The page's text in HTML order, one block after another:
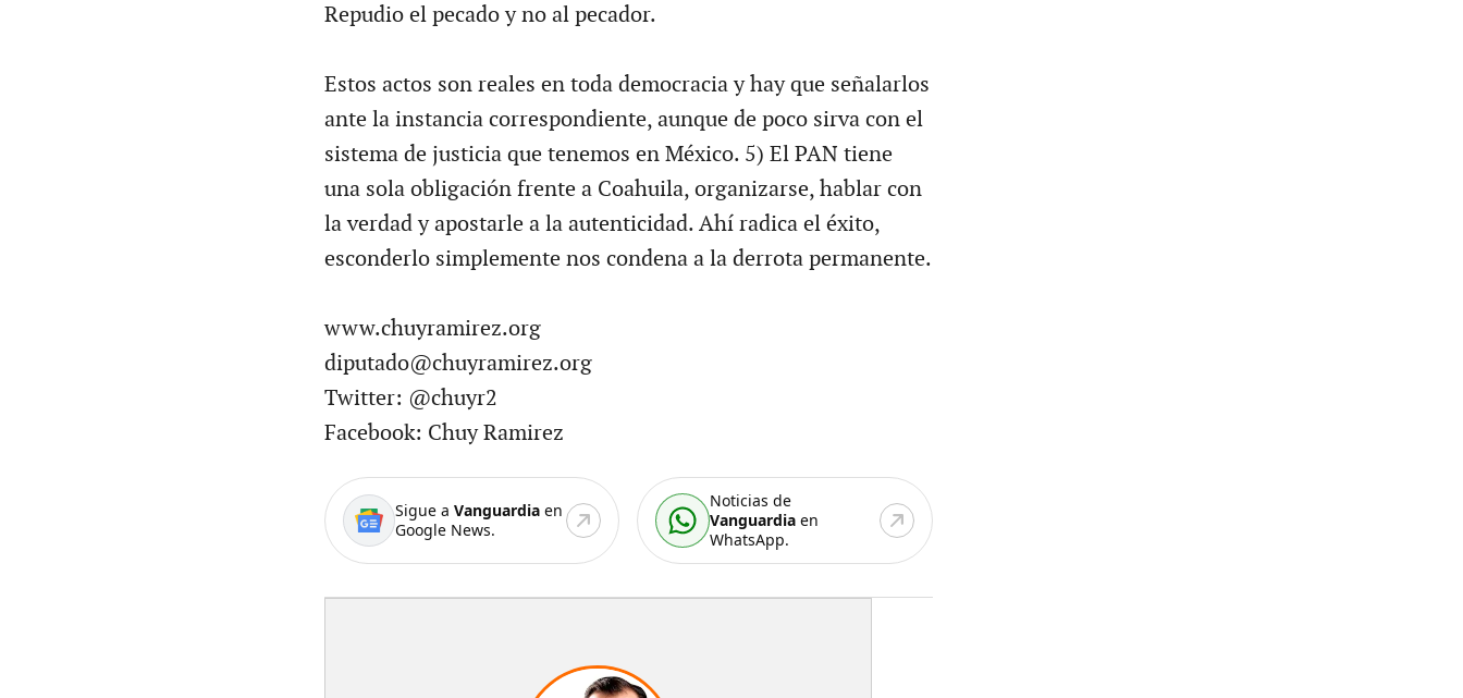
Repudio el pecado y no al pecador.
Estos actos son reales en toda democracia y hay que señalarlos
ante la instancia correspondiente, aunque de poco sirva con el
sistema de justicia que tenemos en México. 5) El PAN tiene
una sola obligación frente a Coahuila, organizarse, hablar con
la verdad y apostarle a la autenticidad. Ahí radica el éxito,
esconderlo simplemente nos condena a la derrota permanente.
www.chuyramirez.org
diputado@chuyramirez.org
Twitter: @chuyr2
Facebook: Chuy Ramirez
Sigue a Vanguardiaen
Google News.
Noticias de
Vanguardia en
WhatsApp.